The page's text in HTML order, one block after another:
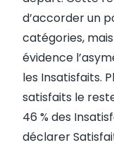
d’accorder un
catégories,
évidence
les Insatisfaits.
satisfaits le
46 % des
déclarer